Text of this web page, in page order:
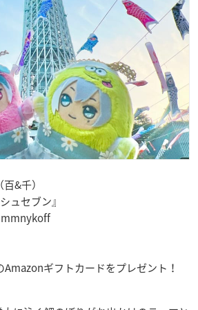
&千）
ュセブン』
ギフトカードをプレゼント！